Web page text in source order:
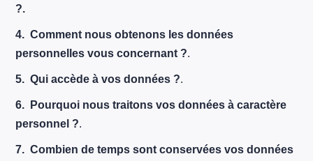
?.
4. Comment nous obtenons les données
personnelles vous concernant ?.
5. Qui accède à vos données ?.
6.
Pourquoi nous traitons vos données à caractère
personnel ?.
7. Combien de temps sont conservées vos données